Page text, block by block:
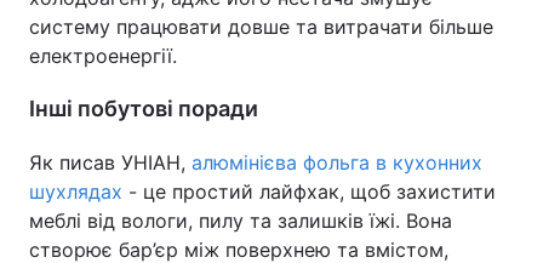
систему працювати довше та витрачати більше
електроенергії.
Інші побутові поради
Як писав УНІАН, алюмінієва фольга в кухонних
шухлядах - це простий лайфхак, щоб захистити
меблі від вологи, пилу та залишків їжі. Вона
створює бар’єр між поверхнею та вмістом,